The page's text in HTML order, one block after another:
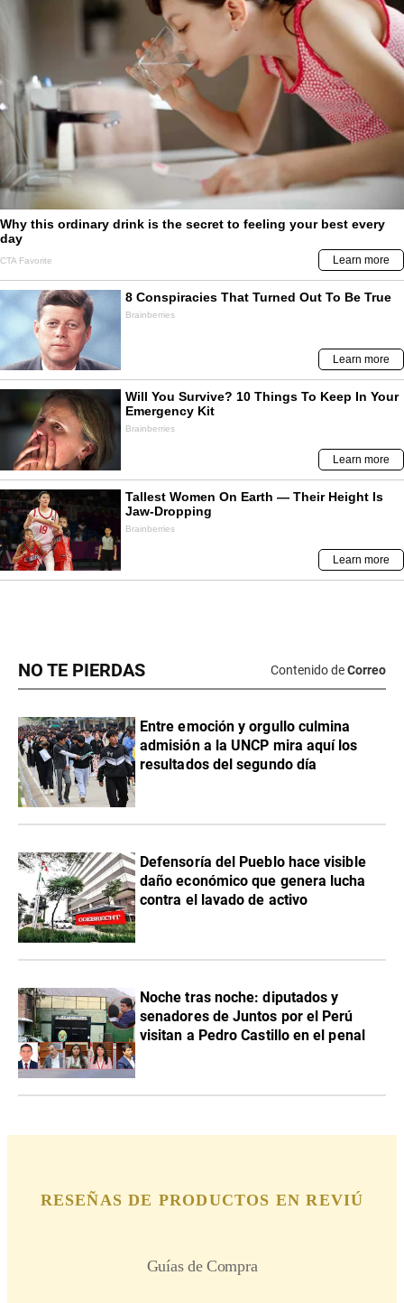
NO TE PIERDAS Contenido deCorreo
Entre emoción y orgullo culmina
admisión a la UNCP mira aquí los
resultados del segundo día
Defensoría del Pueblo hace visible
daño económico que genera lucha
contra el lavado de activo
Noche tras noche: diputados y
senadores de Juntos por el Perú
visitan a Pedro Castillo en el penal